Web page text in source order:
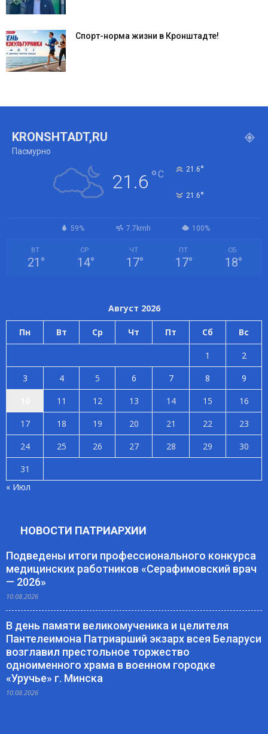
Спорт-норма жизни в Кронштадте!
KRONSHTADT,RU
Пасмурно
21.6 °C 21.6°
21.6°
59% 7.7kmh 100%
ВТ
21 °
СР
14°
ЧТ
17°
ПТ
17°
СБ
18°
Август 2026
Пн Вт Ср Чт Пт Сб Вс
1
2
3
4 5 6 7 8
9
11 12 13 14 15
16
17
18 19 20 21 22
23
24
25 26 27 28 29
30
31
« Июл
НОВОСТИ ПАТРИАРХИИ
Подведены итоги профессионального конкурса
медицинских работников «Серафимовский врач
— 2026»
10.08.2026
В день памяти великомученика и целителя
Пантелеимона Патриарший экзарх всея Беларуси
возглавил престольное торжество
одноименного храма в военном городке
«Уручье» г. Минска
10.08.2026